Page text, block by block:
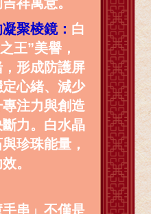
聚棱鏡： 白
王”美譽，
形成防護屏
心緒、減少
注力與創造
力。白水晶
珍珠能量，
。
手串」不僅是